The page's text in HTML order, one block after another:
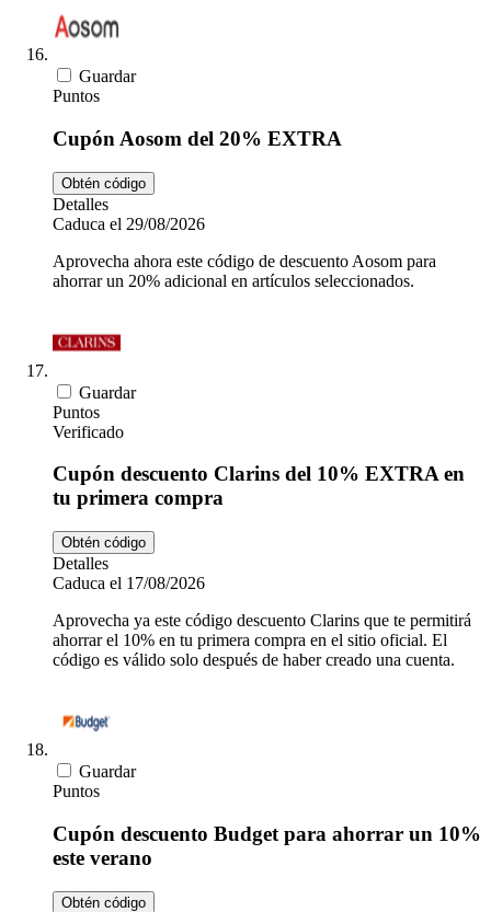
Guardar
Puntos
Cupón Aosom del 20% EXTRA
Obtén código
Detalles
Caduca el 29/08/2026
Aprovecha ahora este código de descuento Aosom para
ahorrar un 20% adicional en artículos seleccionados.
Guardar
Puntos
Verificado
Cupón descuento Clarins del 10% EXTRA en
tu primera compra
Obtén código
Detalles
Caduca el 17/08/2026
Aprovecha ya este código descuento Clarins que te permitirá
ahorrar el 10% en tu primera compra en el sitio oficial. El
código es válido solo después de haber creado una cuenta.
Guardar
Puntos
Cupón descuento Budget para ahorrar un 10%
este verano
Obtén código